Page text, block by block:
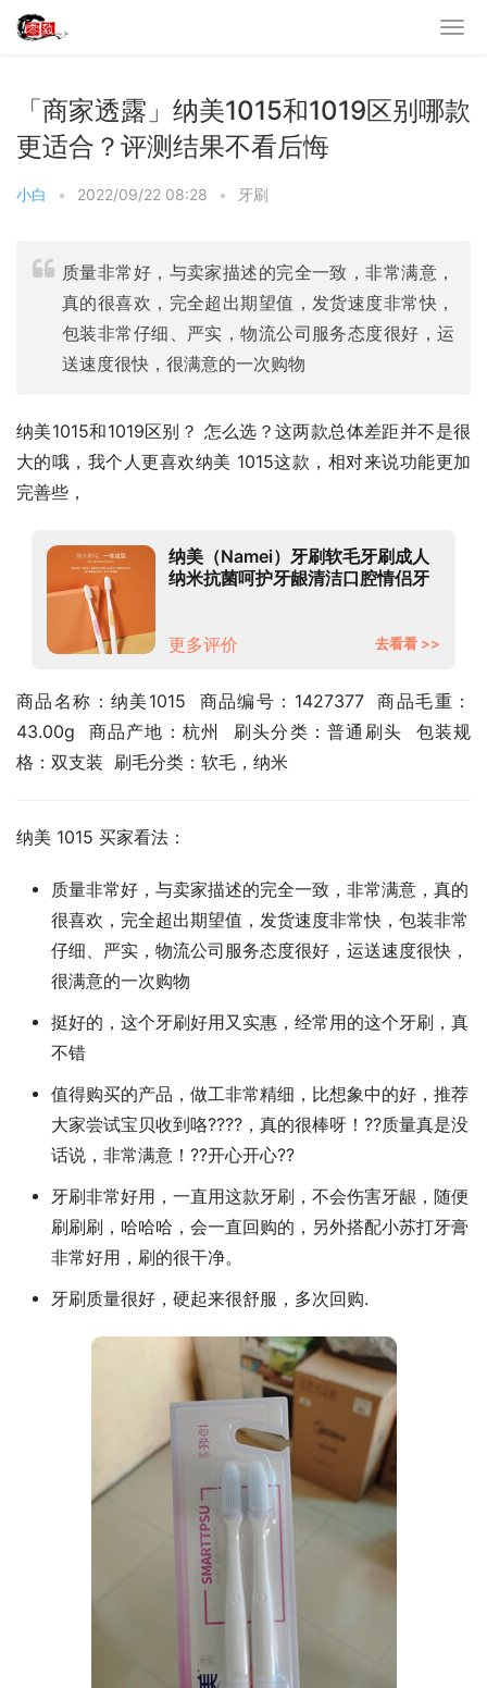
「商家透露」纳美1015和1019区别哪款
更适合？评测结果不看后悔
小白 • 2022/09/22 08:28 • 牙刷
质量非常好，与卖家描述的完全一致，非常满意，
真的很喜欢，完全超出期望值，发货速度非常快，
包装非常仔细、严实，物流公司服务态度很好，运
送速度很快，很满意的一次购物
纳美1015和1019区别？ 怎么选？这两款总体差距并不是很
大的哦，我个人更喜欢纳美 1015这款，相对来说功能更加
完善些，
纳美（Namei）牙刷软毛牙刷成人
纳米抗菌呵护牙龈清洁口腔情侣牙
更多评价 去看看 >>
商品名称：纳美1015  商品编号：1427377  商品毛重：
43.00g  商品产地：杭州  刷头分类：普通刷头  包装规
格：双支装  刷毛分类：软毛，纳米
纳美 1015 买家看法：
质量非常好，与卖家描述的完全一致，非常满意，真的
很喜欢，完全超出期望值，发货速度非常快，包装非常
仔细、严实，物流公司服务态度很好，运送速度很快，
很满意的一次购物
挺好的，这个牙刷好用又实惠，经常用的这个牙刷，真
不错
值得购买的产品，做工非常精细，比想象中的好，推荐
大家尝试宝贝收到咯????，真的很棒呀！??质量真是没
话说，非常满意！??开心开心??
牙刷非常好用，一直用这款牙刷，不会伤害牙龈，随便
刷刷刷，哈哈哈，会一直回购的，另外搭配小苏打牙膏
非常好用，刷的很干净。
牙刷质量很好，硬起来很舒服，多次回购.